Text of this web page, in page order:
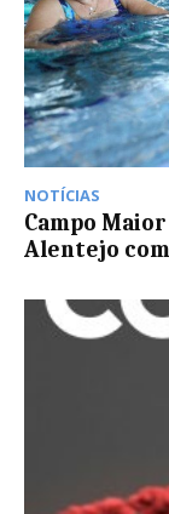
NOTÍCIAS
Campo
Alentejo